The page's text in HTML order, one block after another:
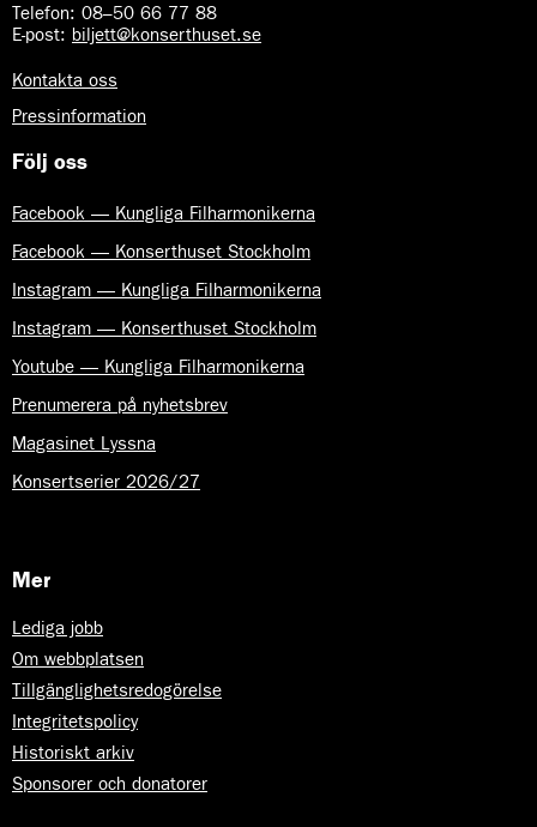
Telefon: 08–50 66 77 88
E-post: biljett@konserthuset.se
Kontakta oss
Pressinformation
Följ oss
Facebook — Kungliga Filharmonikerna
Facebook — Konserthuset Stockholm
Instagram — Kungliga Filharmonikerna
Instagram — Konserthuset Stockholm
Youtube — Kungliga Filharmonikerna
Prenumerera på nyhetsbrev
Magasinet Lyssna
Konsertserier 2026/27
Mer
Lediga jobb
Om webbplatsen
Tillgänglighetsredogörelse
Integritetspolicy
Historiskt arkiv
Sponsorer och donatorer